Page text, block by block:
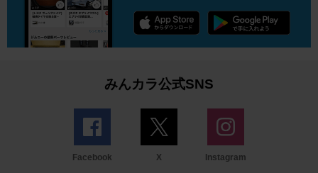
みんカラ公式SNS
Facebook X Instagram